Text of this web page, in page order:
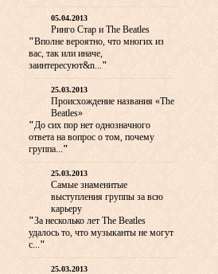
05.04.2013
Ринго Стар и The Beatles
"Вполне вероятно, что многих из
вас, так или иначе,
заинтересуют&n..."
25.03.2013
Происхождение названия «The
Beatles»
"До сих пор нет однозначного
ответа на вопрос о том, почему
группа..."
25.03.2013
Самые знаменитые
выступления группы за всю
карьеру
"За несколько лет The Beatles
удалось то, что музыканты не могут
с..."
25.03.2013